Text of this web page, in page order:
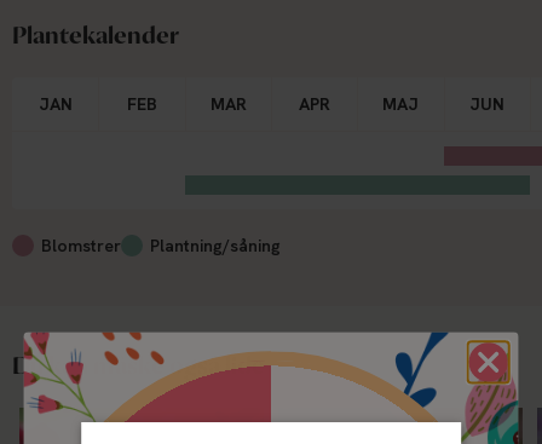
Plantekalender
JAN FEB MAR APR MAJ JUN
Blomstrer Plantning/såning
Du kan måske også lide